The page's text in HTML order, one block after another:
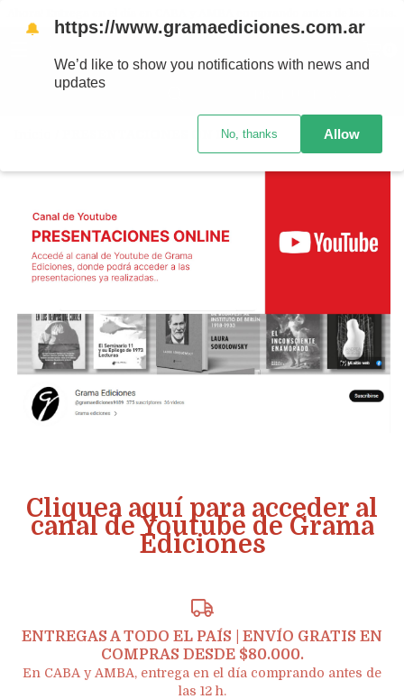
PRESENTACIONES ON LINE
Cliquea aquí para acceder al
canal de Youtube de Grama
Ediciones
ENTREGAS A TODO EL PAÍS | ENVÍO GRATIS EN
COMPRAS DESDE $80.000.
En CABA y AMBA, entrega en el día comprando antes de
las 12 h.
🔔 https://www.gramaediciones.com.ar
We’d like to show you notifications with news and
updates
No, thanks Allow